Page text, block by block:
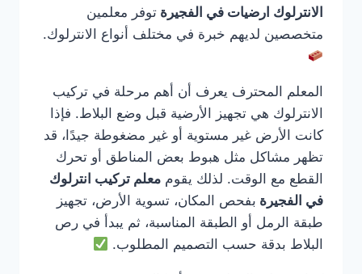
الانترلوك ارضيات في الفجيرة توفر معلمين
متخصصين لديهم خبرة في مختلف أنواع الانترلوك.
المعلم المحترف يعرف أن أهم مرحلة في تركيب
الانترلوك هي تجهيز الأرضية قبل وضع البلاط. فإذا
كانت الأرض غير مستوية أو غير مضغوطة جيدًا، قد
تظهر مشاكل مثل هبوط بعض المناطق أو تحرك
القطع مع الوقت. لذلك يقوم معلم تركيب انترلوك
في الفجيرة بفحص المكان، تسوية الأرض، تجهيز
طبقة الرمل أو الطبقة المناسبة، ثم يبدأ في رص
البلاط بدقة حسب التصميم المطلوب.